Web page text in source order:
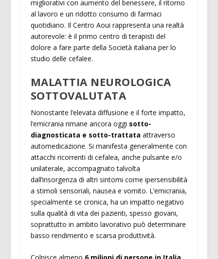
migliorativi con aumento del benessere, il ritorno
al lavoro e un ridotto consumo di farmaci
quotidiano. Il Centro Aoui rappresenta una realtà
autorevole: è il primo centro di terapisti del
dolore a fare parte della Società italiana per lo
studio delle cefalee.
MALATTIA NEUROLOGICA
SOTTOVALUTATA
Nonostante l’elevata diffusione e il forte impatto,
l’emicrania rimane ancora oggi sotto-
diagnosticata e sotto-trattata attraverso
automedicazione. Si manifesta generalmente con
attacchi ricorrenti di cefalea, anche pulsante e/o
unilaterale, accompagnato talvolta
dall’insorgenza di altri sintomi come ipersensibilità
a stimoli sensoriali, nausea e vomito. L’emicrania,
specialmente se cronica, ha un impatto negativo
sulla qualità di vita dei pazienti, spesso giovani,
soprattutto in ambito lavorativo può determinare
basso rendimento e scarsa produttività.